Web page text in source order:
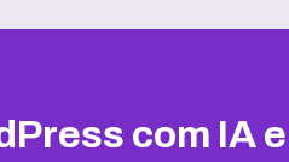
com IA